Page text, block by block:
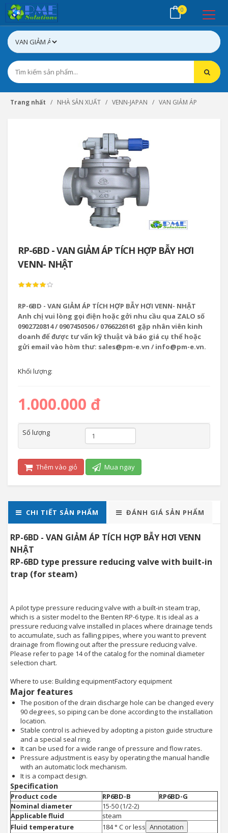
0
Trang nhất NHÀ SẢN XUẤT VENN-JAPAN VAN GIẢM ÁP
RP-6BD - VAN GIẢM ÁP TÍCH HỢP BẪY HƠI
VENN- NHẬT
RP-6BD - VAN GIẢM ÁP TÍCH HỢP BẪY HƠI VENN- NHẬT
Anh chị vui lòng gọi điện hoặc gởi nhu cầu qua ZALO số
0902720814 / 0907450506 / 0766226161 gặp nhân viên kinh
doanh để được tư vấn kỹ thuật và báo giá cụ thể hoặc
gửi email vào hòm thư: sales@pm-e.vn / info@pm-e.vn.
Khối lượng:
1.000.000 đ
Số lượng
Thêm vào giỏ Mua ngay
CHI TIẾT SẢN PHẨM ĐÁNH GIÁ SẢN PHẨM
RP-6BD - VAN GIẢM ÁP TÍCH HỢP BẪY HƠI VENN
NHẬT
RP-6BD type pressure reducing valve with built-in
trap (for steam)
A pilot type pressure reducing valve with a built-in steam trap,
which is a sister model to the Benten RP-6 type. It is ideal as a
pressure reducing valve installed in places where drainage tends
to accumulate, such as falling pipes, where you want to prevent
drainage from flowing out after the pressure reducing valve.
Please refer to page 14 of the catalog for the nominal diameter
selection chart.
Where to use: Building equipmentFactory equipment
Major features
The position of the drain discharge hole can be changed every
90 degrees, so piping can be done according to the installation
location.
Stable control is achieved by adopting a piston guide structure
and a special seal ring.
It can be used for a wide range of pressure and flow rates.
Pressure adjustment is easy by operating the manual handle
with an automatic lock mechanism.
It is a compact design.
Specification
Product code RP6BD-B
RP6BD-G
Nominal diameter
15-50 (1/2-2)
Applicable fluid
steam
Fluid temperature
184 ° C or less Annotation